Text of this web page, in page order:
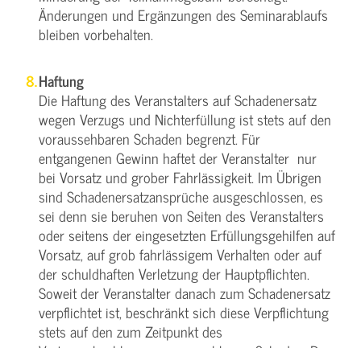
Änderungen und Ergänzungen des Seminarablaufs
bleiben vorbehalten.
Haftung
Die Haftung des Veranstalters auf Schadenersatz
wegen Verzugs und Nichterfüllung ist stets auf den
voraussehbaren Schaden begrenzt. Für
entgangenen Gewinn haftet der Veranstalter nur
bei Vorsatz und grober Fahrlässigkeit. Im Übrigen
sind Schadenersatzansprüche ausgeschlossen, es
sei denn sie beruhen von Seiten des Veranstalters
oder seitens der eingesetzten Erfüllungsgehilfen auf
Vorsatz, auf grob fahrlässigem Verhalten oder auf
der schuldhaften Verletzung der Hauptpflichten.
Soweit der Veranstalter danach zum Schadenersatz
verpflichtet ist, beschränkt sich diese Verpflichtung
stets auf den zum Zeitpunkt des